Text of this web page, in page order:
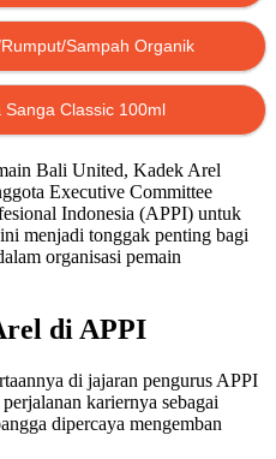
Sampah Organik
Classic 100ml
Bali United, Kadek Arel
Executive Committee
Indonesia (APPI) untuk
menjadi tonggak penting bagi
organisasi pemain
di APPI
di jajaran pengurus APPI
kariernya sebagai
dipercaya mengemban